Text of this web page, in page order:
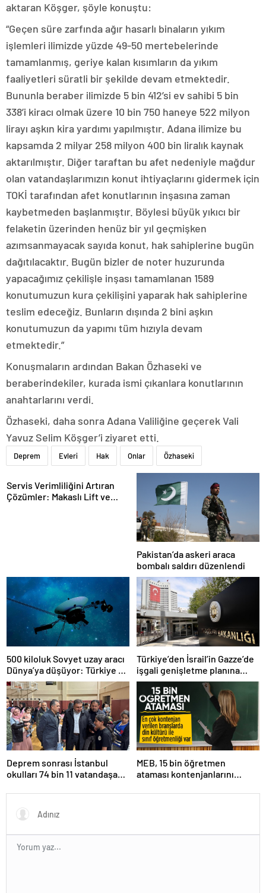
aktaran Köşger, şöyle konuştu:
“Geçen süre zarfında ağır hasarlı binaların yıkım
işlemleri ilimizde yüzde 49-50 mertebelerinde
tamamlanmış, geriye kalan kısımların da yıkım
faaliyetleri süratli bir şekilde devam etmektedir.
Bununla beraber ilimizde 5 bin 412’si ev sahibi 5 bin
338’i kiracı olmak üzere 10 bin 750 haneye 522 milyon
lirayı aşkın kira yardımı yapılmıştır. Adana ilimize bu
kapsamda 2 milyar 258 milyon 400 bin liralık kaynak
aktarılmıştır. Diğer taraftan bu afet nedeniyle mağdur
olan vatandaşlarımızın konut ihtiyaçlarını gidermek için
TOKİ tarafından afet konutlarının inşasına zaman
kaybetmeden başlanmıştır. Böylesi büyük yıkıcı bir
felaketin üzerinden henüz bir yıl geçmişken
azımsanmayacak sayıda konut, hak sahiplerine bugün
dağıtılacaktır. Bugün bizler de noter huzurunda
yapacağımız çekilişle inşası tamamlanan 1589
konutumuzun kura çekilişini yaparak hak sahiplerine
teslim edeceğiz. Bunların dışında 2 bini aşkın
konutumuzun da yapımı tüm hızıyla devam
etmektedir.”
Konuşmaların ardından Bakan Özhaseki ve
beraberindekiler, kurada ismi çıkanlara konutlarının
anahtarlarını verdi.
Özhaseki, daha sonra Adana Valiliğine geçerek Vali
Yavuz Selim Köşger’i ziyaret etti.
Deprem Evleri Hak Onlar Özhaseki
Servis Verimliliğini Artıran
Çözümler: Makaslı Lift ve
Pakistan’da askeri araca
bombalı saldırı düzenlendi
500 kiloluk Sovyet uzay aracı
Dünya’ya düşüyor: Türkiye de
risk altında
Türkiye’den İsrail’in Gazze’de
işgali genişletme planına
tepki
Deprem sonrası İstanbul
okulları 74 bin 11 vatandaşa
MEB, 15 bin öğretmen
ataması kontenjanlarını